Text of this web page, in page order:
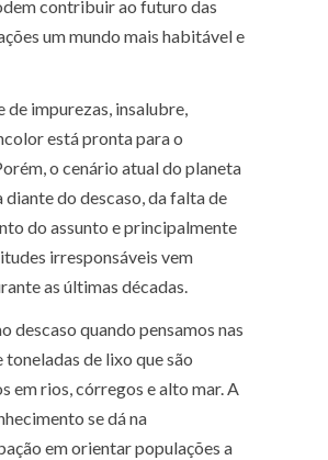
contribuir ao futuro das
um mundo mais habitável e
de impurezas, insalubre,
está pronta para o
o cenário atual do planeta
diante do descaso, da falta de
do assunto e principalmente
irresponsáveis vem
as últimas décadas.
descaso quando pensamos nas
toneladas de lixo que são
em rios, córregos e alto mar. A
se dá na
em orientar populações a